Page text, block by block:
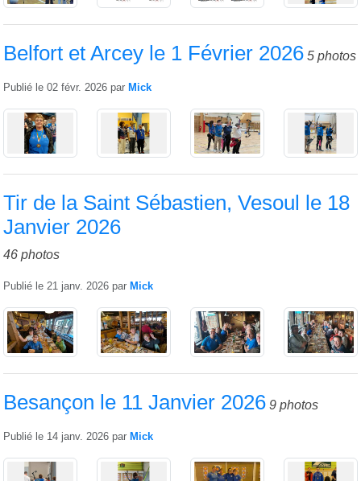
Belfort et Arcey le 1 Février 2026 5 photos
Publié le 02 févr. 2026 par Mick
Tir de la Saint Sébastien, Vesoul le 18
Janvier 2026
46 photos
Publié le 21 janv. 2026 par Mick
Besançon le 11 Janvier 2026 9 photos
Publié le 14 janv. 2026 par Mick